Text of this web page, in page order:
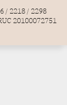
/ 2218 / 2298
20100072751